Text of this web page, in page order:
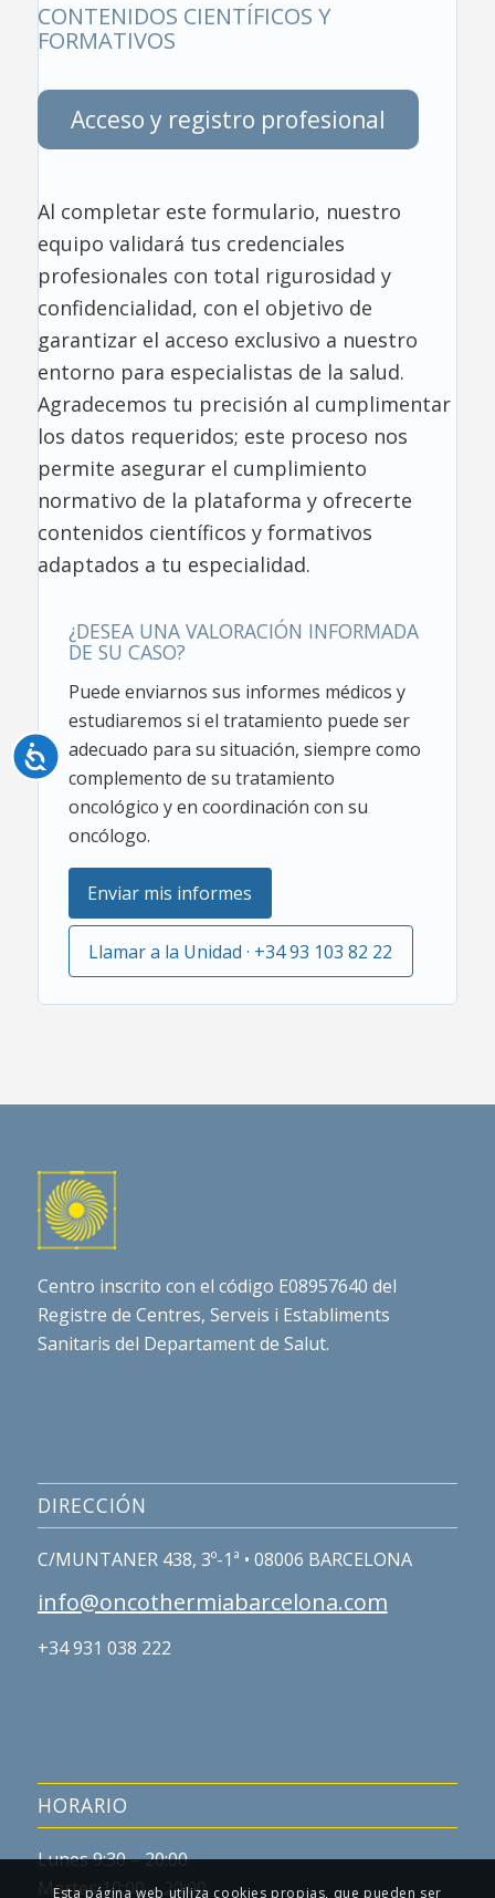
Accesibilidad
CONTENIDOS CIENTÍFICOS Y
FORMATIVOS
Acceso y registro profesional
Al completar este formulario, nuestro
equipo validará tus credenciales
profesionales con total rigurosidad y
confidencialidad, con el objetivo de
garantizar el acceso exclusivo a nuestro
entorno para especialistas de la salud.
Agradecemos tu precisión al cumplimentar
los datos requeridos; este proceso nos
permite asegurar el cumplimiento
normativo de la plataforma y ofrecerte
contenidos científicos y formativos
adaptados a tu especialidad.
¿DESEA UNA VALORACIÓN INFORMADA
DE SU CASO?
Puede enviarnos sus informes médicos y
estudiaremos si el tratamiento puede ser
adecuado para su situación, siempre como
complemento de su tratamiento
oncológico y en coordinación con su
oncólogo.
Enviar mis informes
Llamar a la Unidad · +34 93 103 82 22
Centro inscrito con el código E08957640 del
Registre de Centres, Serveis i Establiments
Sanitaris del Departament de Salut.
DIRECCIÓN
C/MUNTANER 438, 3º-1ª • 08006 BARCELONA
info@oncothermiabarcelona.com
+34 931 038 222
HORARIO
Lunes 9:30 – 20:00
Martes 10:00 – 20:00
Esta página web utiliza cookies propias, que pueden ser